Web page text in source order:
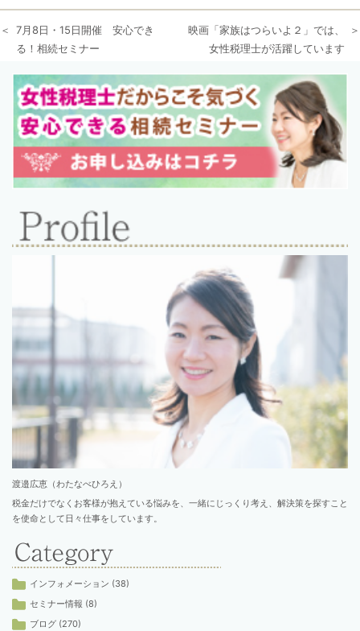
7月8日・15日開催 安心でき
る！相続セミナー
映画「家族はつらいよ２」では、
女性税理士が活躍しています
渡邉広恵（わたなべひろえ）
税金だけでなくお客様が抱えている悩みを、一緒にじっくり考え、解決策を探すこと
を使命として日々仕事をしています。
インフォメーション (38)
セミナー情報 (8)
ブログ (270)